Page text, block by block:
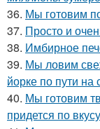
36. Мы готовим
37. Просто и
38. Имбирное
39. Мы ловим
йорке по пути на
40. Мы готовим
придется по